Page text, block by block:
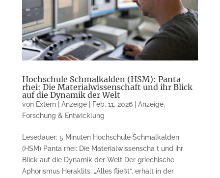
Hochschule Schmalkalden (HSM): Panta
rhei: Die Materialwissenschaft und ihr Blick
auf die Dynamik der Welt
von Extern | Anzeige| Feb. 11, 2026| Anzeige,
Forschung & Entwicklung
Lesedauer: 5 Minuten Hochschule Schmalkalden
(HSM) Panta rhei: Die Materialwissenscha t und ihr
Blick auf die Dynamik der Welt Der griechische
Aphorismus Heraklits, „Alles fließt“, erhält in der